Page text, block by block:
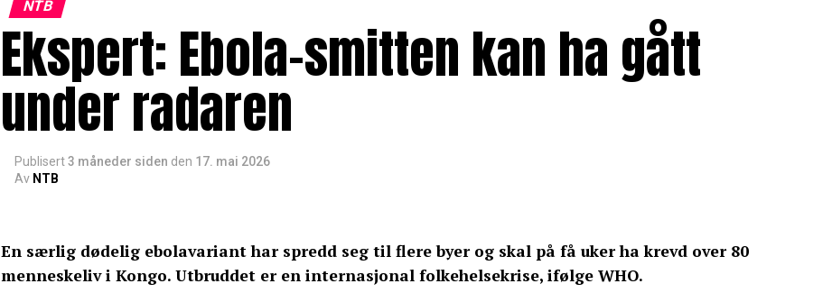
NTB
Ekspert: Ebola-smitten kan ha gått
under radaren
Publisert3 måneder siden den 17. mai 2026
Av NTB
En særlig dødelig ebolavariant har spredd seg til flere byer og skal på få uker ha krevd over 80
menneskeliv i Kongo. Utbruddet er en internasjonal folkehelsekrise, ifølge WHO.